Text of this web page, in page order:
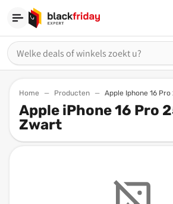
Home Producten
Apple iPhone 16 Pro
Zwart